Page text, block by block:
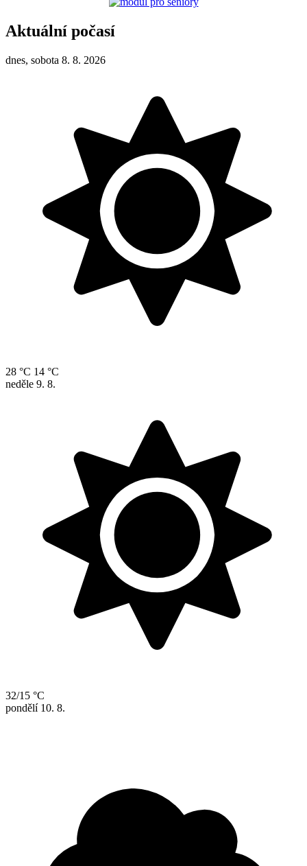
Aktuální počasí
dnes, sobota 8. 8. 2026
28 °C 14 °C
neděle 9. 8.
32/15 °C
pondělí 10. 8.